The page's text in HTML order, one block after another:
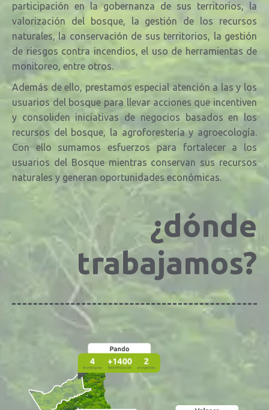
participación en la gobernanza de sus territorios, la
valorización del bosque, la gestión de los recursos
naturales, la conservación de sus territorios, la gestión
de riesgos contra incendios, el uso de herramientas de
monitoreo, entre otros.
Además de ello, prestamos especial atención a las y los
usuarios del bosque para llevar acciones que incentiven
y consoliden iniciativas de negocios basados en los
recursos del bosque, la agroforestería y agroecología.
Con ello sumamos esfuerzos para fortalecer a los
usuarios del Bosque mientras conservan sus recursos
naturales y generan oportunidades económicas.
¿dónde
trabajamos?